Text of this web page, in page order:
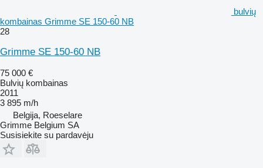
bulvių
kombainas Grimme SE 150-60 NB
28
Grimme SE 150-60 NB
75 000 €
Bulvių kombainas
2011
3 895 m/h
Belgija, Roeselare
Grimme Belgium SA
Susisiekite su pardavėju